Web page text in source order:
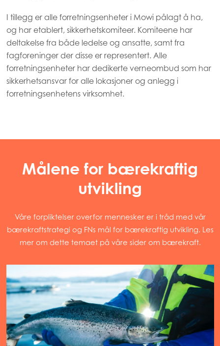
I tillegg er alle forretningsenheter i Mowi pålagt å ha,
og har etablert, sikkerhetskomiteer. Komiteene har
deltakelse fra både ledelse og ansatte, samt fra
fagforeninger der disse er representert. Alle
forretningsenheter har dedikerte verneombud som har
sikkerhetsansvar for alle lokasjoner og anlegg i
forretningsenhetens virksomhet.
Målene for bærekraftig
utvikling
Våre forpliktelser overfor mennesker er i tråd med vår
bærekraftstrategi og FNs mål for bærekraftig utvikling. Les
mer om dette temaet på våre sider om bærekraft.